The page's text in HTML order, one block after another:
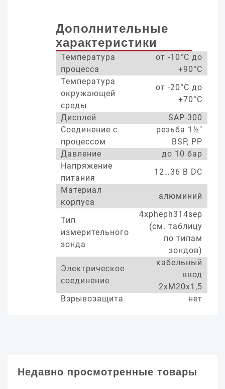
Дополнительные
характеристики
Температура
процесса
от -10°С до
+90°С
Температура
окружающей
среды
от -20°С до
+70°С
Дисплей
SAP-300
Соединение с
процессом
резьба 1½"
BSP, PP
Давление
до 10 бар
Напряжение
питания
12…36 В DC
Материал
корпуса
алюминий
Тип
измерительного
зонда
4xpheph314sep
(см. таблицу
по типам
зондов)
Электрическое
соединение
кабельный
ввод
2хМ20х1,5
Взрывозащита
нет
Недавно просмотренные товары